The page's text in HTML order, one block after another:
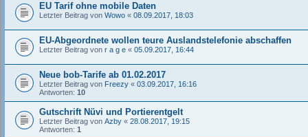
EU Tarif ohne mobile Daten
Letzter Beitrag von Wowo « 08.09.2017, 18:03
EU-Abgeordnete wollen teure Auslandstelefonie abschaffen
Letzter Beitrag von r a g e « 05.09.2017, 16:44
Neue bob-Tarife ab 01.02.2017
Letzter Beitrag von Freezy « 03.09.2017, 16:16
Antworten: 10
Gutschrift Nüvi und Portierentgelt
Letzter Beitrag von Azby « 28.08.2017, 19:15
Antworten: 1